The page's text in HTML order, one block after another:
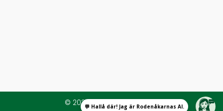
© 2026 All Rights Reserved.
💬 Hallå där! Jag är Rodenåkarnas AI.